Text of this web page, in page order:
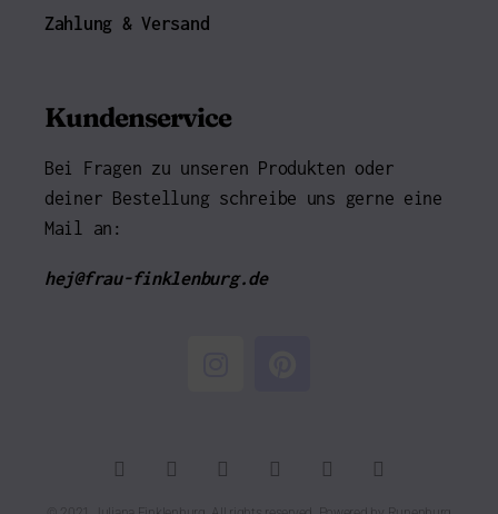
Zahlung & Versand
Kundenservice
Bei Fragen zu unseren Produkten oder
deiner Bestellung schreibe uns gerne eine
Mail an:
hej@frau-finklenburg.de